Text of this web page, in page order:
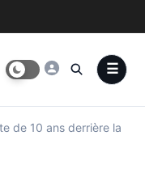
de 10 ans derrière la